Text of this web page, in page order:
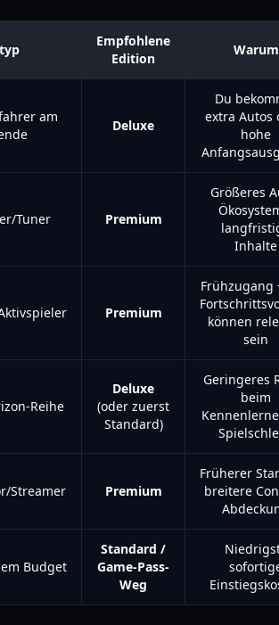
Empfohlene
Edition
Warum
am
Deluxe
Du
extra Autos
hohe
Tuner Premium
Größeres
Inhalte
Premium
Frühzugang
können
sein
Reihe
Deluxe
(oder zuerst
Standard)
Geringeres
beim
Streamer Premium
Früherer
breitere
Budget
Standard /
Game-Pass-
Weg